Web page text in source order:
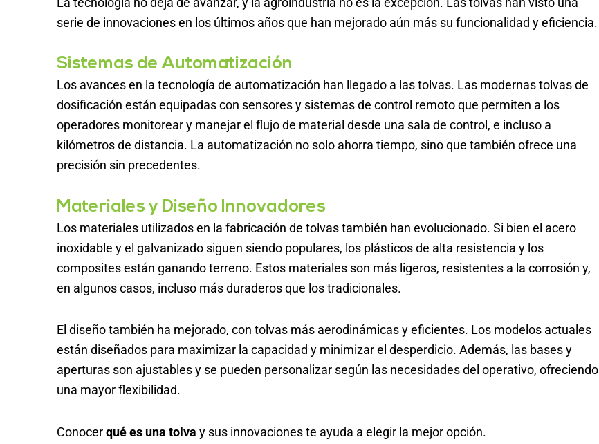
serie de innovaciones en los últimos años que han mejorado aún más su funcionalidad y eficiencia.
Sistemas de Automatización
Los avances en la tecnología de automatización han llegado a las tolvas. Las modernas tolvas de
dosificación están equipadas con sensores y sistemas de control remoto que permiten a los
operadores monitorear y manejar el flujo de material desde una sala de control, e incluso a
kilómetros de distancia. La automatización no solo ahorra tiempo, sino que también ofrece una
precisión sin precedentes.
Materiales y Diseño Innovadores
Los materiales utilizados en la fabricación de tolvas también han evolucionado. Si bien el acero
inoxidable y el galvanizado siguen siendo populares, los plásticos de alta resistencia y los
composites están ganando terreno. Estos materiales son más ligeros, resistentes a la corrosión y,
en algunos casos, incluso más duraderos que los tradicionales.
El diseño también ha mejorado, con tolvas más aerodinámicas y eficientes. Los modelos actuales
están diseñados para maximizar la capacidad y minimizar el desperdicio. Además, las bases y
aperturas son ajustables y se pueden personalizar según las necesidades del operativo, ofreciendo
una mayor flexibilidad.
Conocerqué es una tolva y sus innovaciones te ayuda a elegir la mejor opción.